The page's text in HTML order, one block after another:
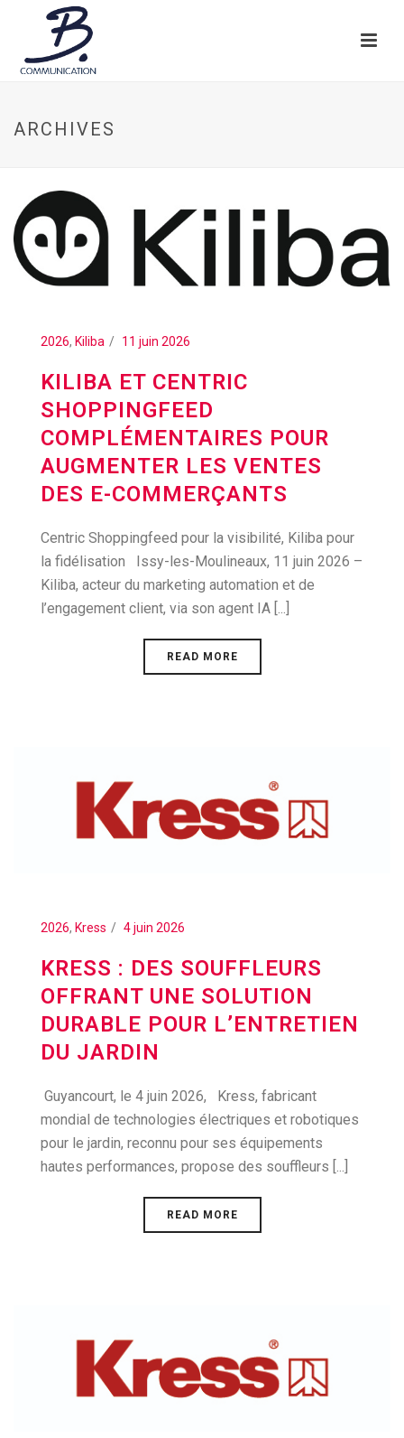
ARCHIVES
2026, Kiliba 11 juin 2026
KILIBA ET CENTRIC
SHOPPINGFEED
COMPLÉMENTAIRES POUR
AUGMENTER LES VENTES
DES E-COMMERÇANTS
Centric Shoppingfeed pour la visibilité, Kiliba pour
la fidélisation Issy-les-Moulineaux, 11 juin 2026 –
Kiliba, acteur du marketing automation et de
l’engagement client, via son agent IA [...]
READ MORE
2026, Kress 4 juin 2026
KRESS : DES SOUFFLEURS
OFFRANT UNE SOLUTION
DURABLE POUR L’ENTRETIEN
DU JARDIN
Guyancourt, le 4 juin 2026, Kress, fabricant
mondial de technologies électriques et robotiques
pour le jardin, reconnu pour ses équipements
hautes performances, propose des souffleurs [...]
READ MORE